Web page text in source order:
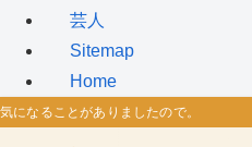
芸人
Sitemap
Home
気になることがありましたので。